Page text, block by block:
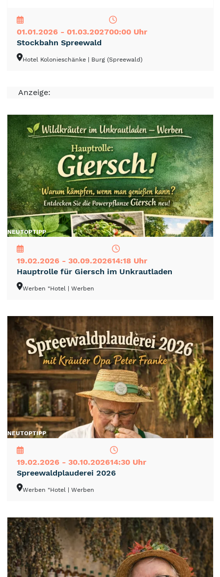
01.01.2026 - 01.03.202700:00 Uhr
Stockbahn Spreewald
Hotel Kolonieschänke | Burg (Spreewald)
NEUTOPTIPP
19.02.2026 - 30.09.202614:18 Uhr
Hauptrolle für Giersch im Unkrautladen
Werben "Hotel | Werben
NEUTOPTIPP
19.02.2026 - 30.10.202614:30 Uhr
Spreewaldplauderei 2026
Werben "Hotel | Werben
Anzeige: